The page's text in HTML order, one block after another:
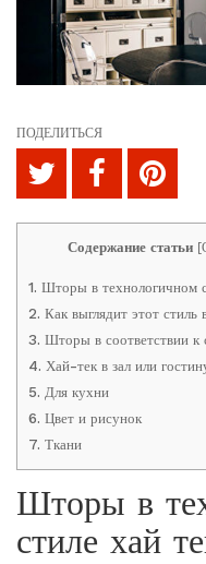
ПОДЕЛИТЬСЯ
Содержание статьи [
1. Шторы в технологичном
2. Как выглядит этот стиль
3. Шторы в соответствии к
4. Хай-тек в зал или
5. Для кухни
6. Цвет и рисунок
7. Ткани
Шторы в
стиле хай